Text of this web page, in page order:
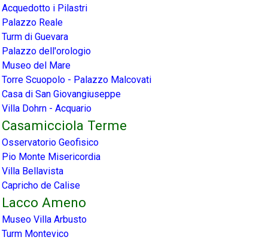
Acquedotto i Pilastri
Palazzo Reale
Turm di Guevara
Palazzo dell'orologio
Museo del Mare
Torre Scuopolo - Palazzo Malcovati
Casa di San Giovangiuseppe
Villa Dohrn - Acquario
Casamicciola Terme
Osservatorio Geofisico
Pio Monte Misericordia
Villa Bellavista
Capricho de Calise
Lacco Ameno
Museo Villa Arbusto
Turm Montevico